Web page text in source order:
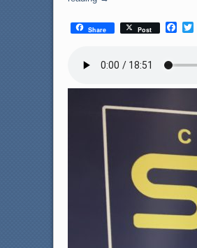
Share Post
F
T